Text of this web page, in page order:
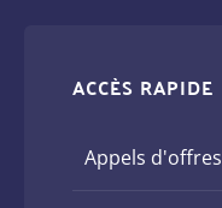
ACCÈS RAPIDE
Appels d'offres